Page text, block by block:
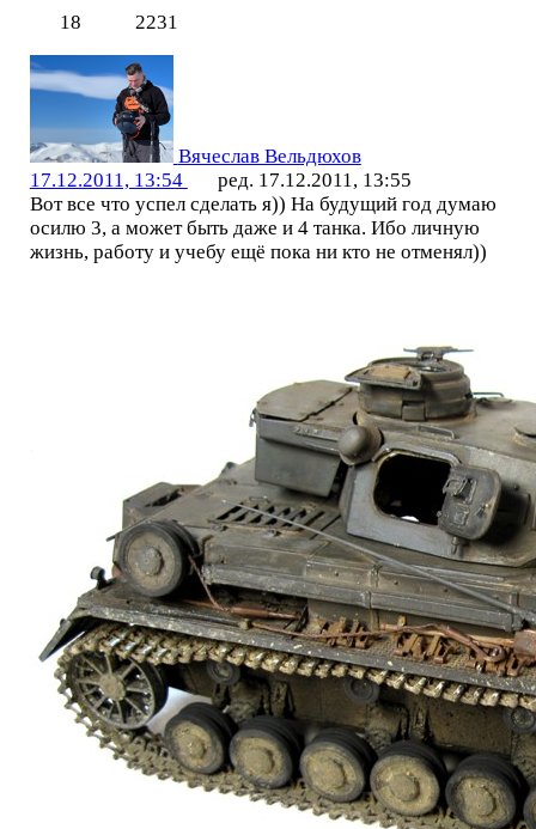
18
2231
Вячеслав Вельдюхов
17.12.2011, 13:54
ред. 17.12.2011, 13:55
Вот все что успел сделать я)) На будущий год думаю
осилю 3, а может быть даже и 4 танка. Ибо личную
жизнь, работу и учебу ещё пока ни кто не отменял))